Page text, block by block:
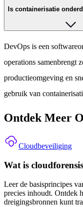
Is containerisatie
DevOps is een
operations samenbrengt
productieomgeving en
gebruik van
Ontdek Meer
Cloudbeveiliging
Wat is
Leer de basisprincipes
precies inhoudt. Ontdek
dreigingsbronnen kunt